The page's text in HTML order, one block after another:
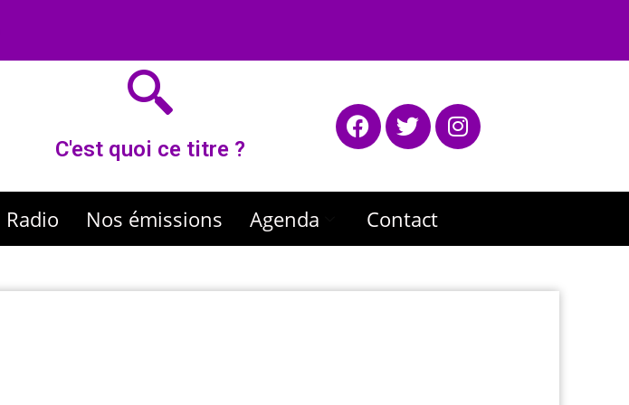
C'est quoi ce titre ?
Radio Nos émissions Agenda Contact